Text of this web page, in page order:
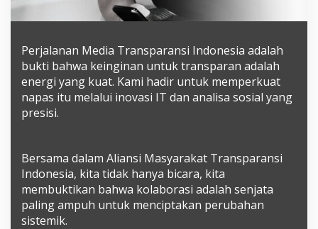
Perjalanan Media Transparansi Indonesia adalah
bukti bahwa keinginan untuk transparan adalah
energi yang kuat. Kami hadir untuk memperkuat
napas itu melalui inovasi IT dan analisa sosial yang
presisi.
​Bersama dalam Aliansi Masyarakat Transparansi
Indonesia, kita tidak hanya bicara, kita
membuktikan bahwa kolaborasi adalah senjata
paling ampuh untuk menciptakan perubahan
sistemik.